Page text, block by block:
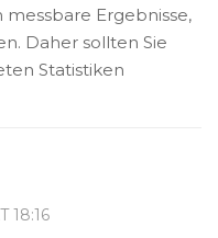
Ergebnisse,
Daher sollten Sie
Statistiken
18:16